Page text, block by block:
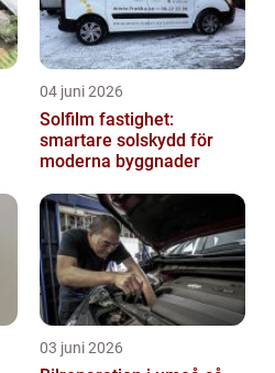
04 juni 2026
Solfilm fastighet:
smartare solskydd för
moderna byggnader
03 juni 2026